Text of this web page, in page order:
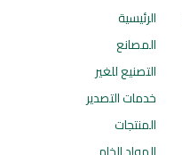
الرئيسية
المصانع
التصنيع للغير
خدمات التصدير
المنتجات